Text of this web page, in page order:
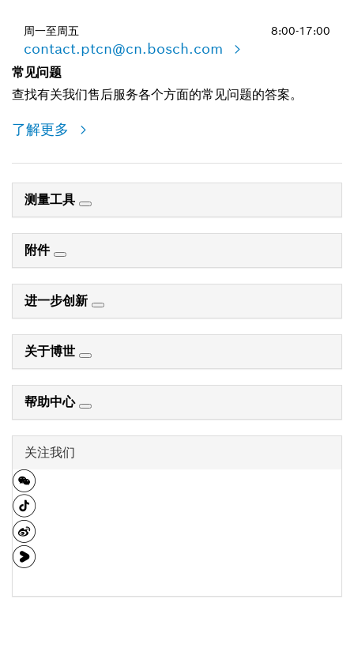
周一至周五 8:00-17:00
contact.ptcn@cn.bosch.com
常见问题
查找有关我们售后服务各个方面的常见问题的答案。
了解更多
测量工具
附件
进一步创新
关于博世
帮助中心
关注我们